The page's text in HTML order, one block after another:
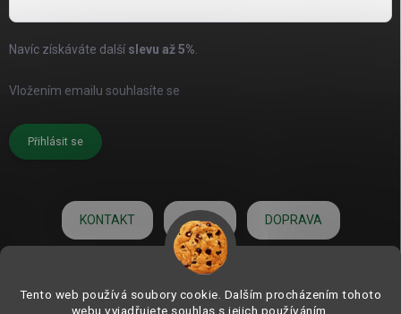
Tento web používá soubory cookie. Dalším procházením tohoto
webu vyjadřujete souhlas s jejich používáním.
Navíc získáváte další slevu až5%
Vložením emailu souhlasíte se
Přihlásit se
KONTAKT O NÁS DOPRAVA
HODNOCENÍ